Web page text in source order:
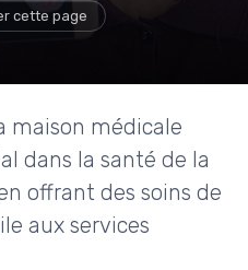
cette page
maison médicale
dans la santé de la
offrant des soins de
aux services